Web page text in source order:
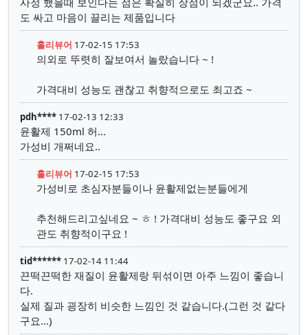
도 싸고 마음이 끌리는 제품입니다
홀리뷰어 17-02-15 17:53
의외로 뚜렷히 잘보여서 놀랐습니다 ~ !
가격대비 성능도 괜찮고 취향적으로도 최고죠 ~
pdh**** 17-02-13 12:33
윤활제 150ml 허...
가성비 개쩌네요..
홀리뷰어 17-02-15 17:53
가성비로 초심자분들이나 윤활제없는분들에게
추천해드리고싶네요 ~ ㅎ ! 가격대비 성능도 좋구요 외
관도 취향적이구요 !
tid****** 17-02-14 11:44
끈떡끈떡한 재질이 윤활제랑 뒤섞이면 아주 느낌이 좋습니
다.
실제 질과 굉장히 비슷한 느낌인 것 같습니다.(그런 것 같다
구요...)